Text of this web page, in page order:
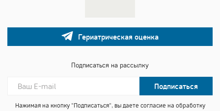
Гериатрическая оценка
Подписаться на рассылку
Подписаться
Нажимая на кнопку "Подписаться", вы даете согласие на обработку